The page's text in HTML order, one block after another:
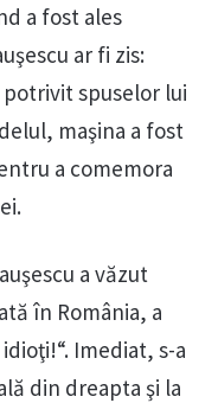
a fost ales
ar fi zis:
spuselor lui
maşina a fost
a comemora
a văzut
în România, a
Imediat, s-a
din dreapta şi la